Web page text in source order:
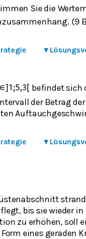
Sie die
(9
▾
∈ 1 ;5,3
befindet sich
der Betrag
▾
bis sie wieder
zu erhöhen, soll
eines geraden